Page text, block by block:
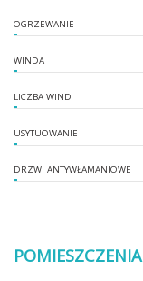
OGRZEWANIE
WINDA
LICZBA WIND
USYTUOWANIE
DRZWI ANTYWŁAMANIOWE
POMIESZCZENIA